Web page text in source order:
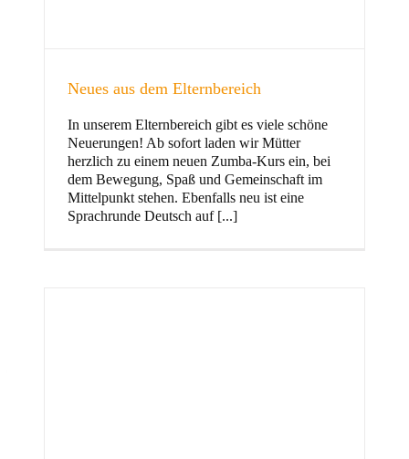
Kinder
Neues aus dem Elternbereich
In unserem Elternbereich gibt es viele schöne
Neuerungen! Ab sofort laden wir Mütter
herzlich zu einem neuen Zumba-Kurs ein, bei
dem Bewegung, Spaß und Gemeinschaft im
Mittelpunkt stehen. Ebenfalls neu ist eine
Sprachrunde Deutsch auf [...]